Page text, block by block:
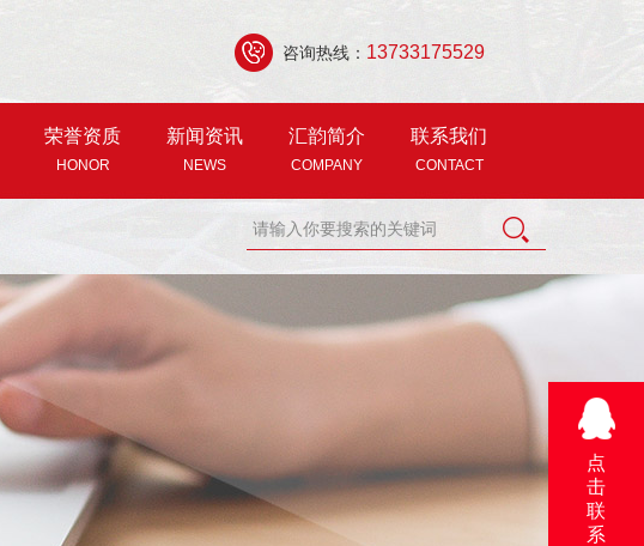
咨询热线： 13733175529
荣誉资质
HONOR
新闻资讯
NEWS
汇韵简介
COMPANY
联系我们
CONTACT
点
击
联
系